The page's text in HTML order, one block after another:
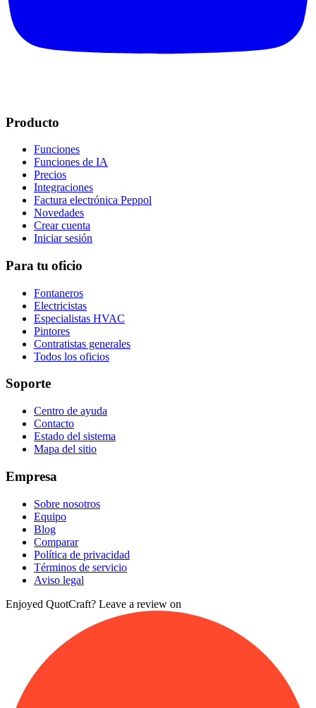
Producto
Funciones
Funciones de IA
Precios
Integraciones
Factura electrónica Peppol
Novedades
Crear cuenta
Iniciar sesión
Para tu oficio
Fontaneros
Electricistas
Especialistas HVAC
Pintores
Contratistas generales
Todos los oficios
Soporte
Centro de ayuda
Contacto
Estado del sistema
Mapa del sitio
Empresa
Sobre nosotros
Equipo
Blog
Comparar
Política de privacidad
Términos de servicio
Aviso legal
Enjoyed QuotCraft? Leave a review on